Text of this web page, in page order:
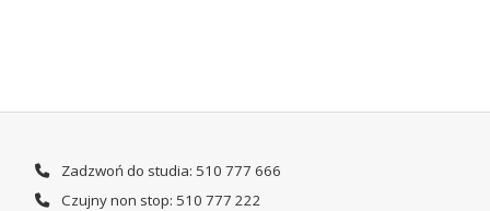
Zadzwoń do studia: 510 777 666
Czujny non stop: 510 777 222